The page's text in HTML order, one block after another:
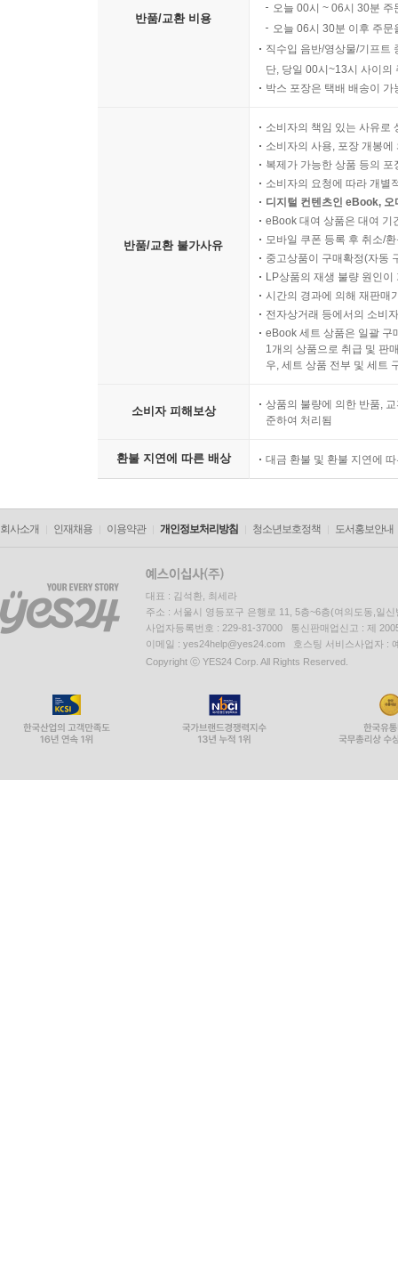
반품/교환 비용
오늘 00시 ~ 06시 30분
오늘 06시 30분 이후 주
직수입 음반/영상물/기프트
단, 당일 00시~13시 사이의
박스 포장은 택배 배송이
반품/교환 불가사유
소비자의 책임 있는 사유로
소비자의 사용, 포장 개봉
복제가 가능한 상품 등의
소비자의 요청에 따라 개별
디지털 컨텐츠인 eBook,
eBook 대여 상품은 대여 기
모바일 쿠폰 등록 후 취소/
중고상품이 구매확정(자동
LP상품의 재생 불량 원인
시간의 경과에 의해 재판매
전자상거래 등에서의 소비
eBook 세트 상품은 일괄 구
1개의 상품으로 취급 및 판
우, 세트 상품 전부 및 세트
소비자 피해보상
상품의 불량에 의한 반품,
준하여 처리됨
환불 지연에 따른 배상 대금 환불 및 환불 지연에
회사소개 인재채용 이용약관 개인정보처리방침 청소년보호정책 도서홍보안내
대표 : 김석환, 최세라
주소 : 서울시 영등포구 은행로 11, 5층~6층(여의도동,일신
사업자등록번호 : 229-81-37000 통신판매업신고 : 제
이메일 : yes24help@yes24.com 호스팅 서비스사업자 :
Copyright ⓒ YES24 Corp. All Rights Reserved.